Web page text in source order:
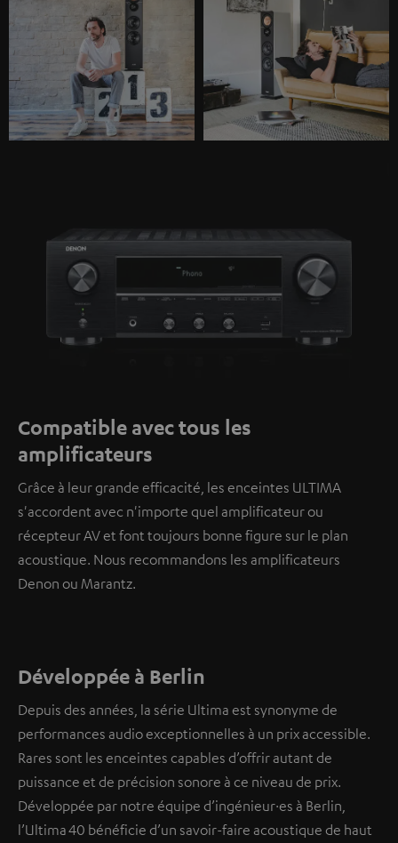
Compatible avec tous les
amplificateurs
Grâce à leur grande efficacité, les enceintes ULTIMA
s'accordent avec n'importe quel amplificateur ou
récepteur AV et font toujours bonne figure sur le plan
acoustique. Nous recommandons les amplificateurs
Denon ou Marantz.
Développée à Berlin
Depuis des années, la série Ultima est synonyme de
performances audio exceptionnelles à un prix accessible.
Rares sont les enceintes capables d’offrir autant de
puissance et de précision sonore à ce niveau de prix.
Développée par notre équipe d’ingénieur·es à Berlin,
l’Ultima 40 bénéficie d’un savoir-faire acoustique de haut